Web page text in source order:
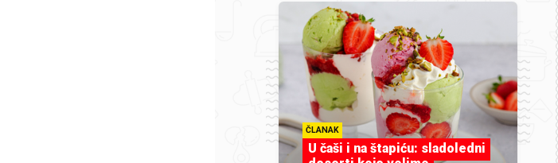
ČLANAK
U čaši i na štapiću: sladoledni